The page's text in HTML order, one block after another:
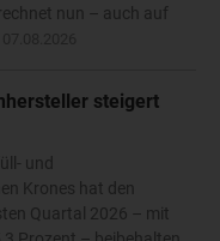
nun – auch auf
steigert
und
Krones hat den
Quartal 2026 – mit